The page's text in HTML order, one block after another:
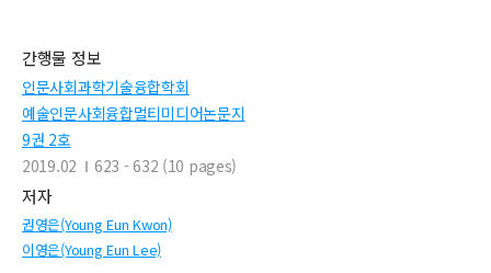
간행물 정보
인문사회과학기술융합학회
예술인문사회융합멀티미디어논문지
9권 2호
2019.02
623 - 632 (10 pages)
저자
권영은(Young Eun Kwon)
이영은(Young Eun Lee)